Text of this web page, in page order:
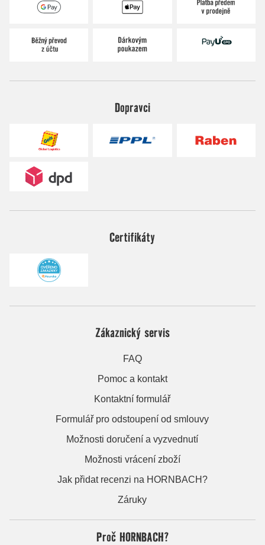
Dopravci
Certifikáty
Zákaznický servis
FAQ
Pomoc a kontakt
Kontaktní formulář
Formulář pro odstoupení od smlouvy
Možnosti doručení a vyzvednutí
Možnosti vrácení zboží
Jak přidat recenzi na HORNBACH?
Záruky
Proč HORNBACH?